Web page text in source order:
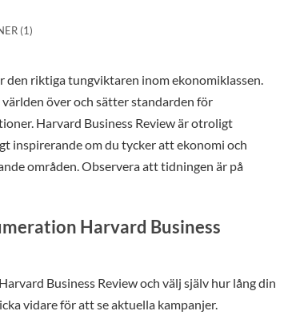
(1)
den riktiga tungviktaren inom ekonomiklassen.
över och sätter standarden för
Harvard Business Review är otroligt
inspirerande om du tycker att ekonomi och
områden. Observera att tidningen är på
Harvard Business
Business Review och välj själv hur lång din
vidare för att se aktuella kampanjer.